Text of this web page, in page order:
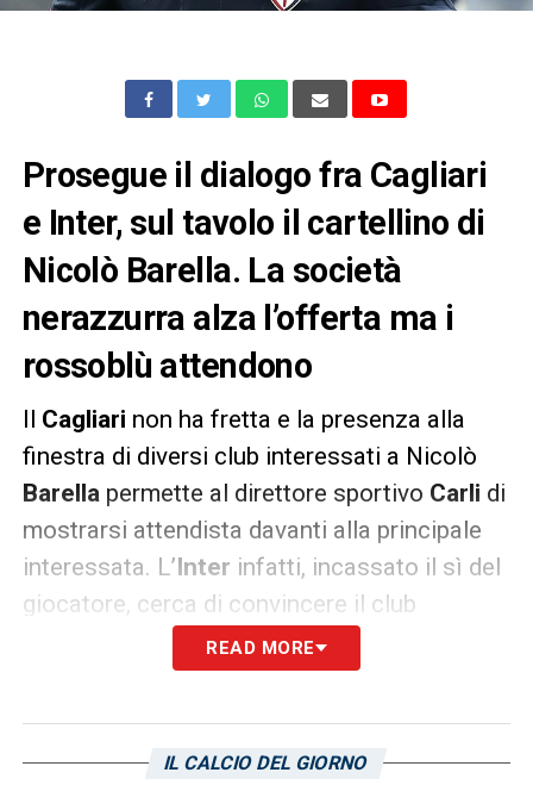
Prosegue il dialogo fra Cagliari
e Inter, sul tavolo il cartellino di
Nicolò Barella. La società
nerazzurra alza l’offerta ma i
rossoblù attendono
Il Cagliari non ha fretta e la presenza alla
finestra di diversi club interessati a Nicolò
Barella permette al direttore sportivo Carli di
mostrarsi attendista davanti alla principale
interessata. L’Inter infatti, incassato il sì del
giocatore, cerca di convincere il club
rossoblù ritoccando al rialzo un’offerta che
comprende una somma di denaro associata
Sky Sport, l’ultima proposta contiene
READ MORE
IL CALCIO DEL GIORNO